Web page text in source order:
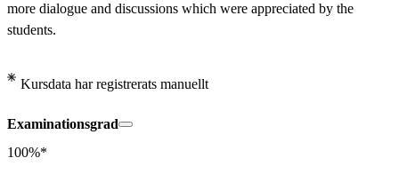
more dialogue and discussions which were appreciated by the
students.
Kursdata har registrerats manuellt
Examinationsgrad
100%*